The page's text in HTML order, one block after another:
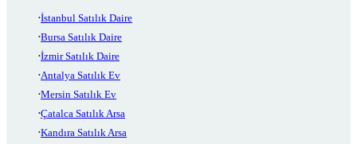
İstanbul Satılık Daire
Bursa Satılık Daire
İzmir Satılık Daire
Antalya Satılık Ev
Mersin Satılık Ev
Çatalca Satılık Arsa
Kandıra Satılık Arsa